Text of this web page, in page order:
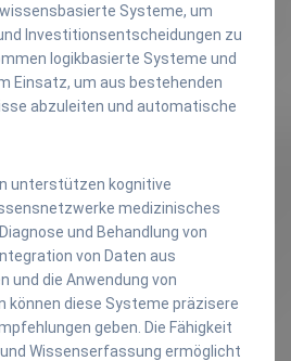
Systeme, um
Investitionsentscheidungen zu
logikbasierte Systeme und
Einsatz, um aus bestehenden
abzuleiten und automatische
unterstützen kognitive
medizinisches
und Behandlung von
von Daten aus
und die Anwendung von
können diese Systeme präzisere
geben. Die Fähigkeit
Wissenserfassung ermöglicht